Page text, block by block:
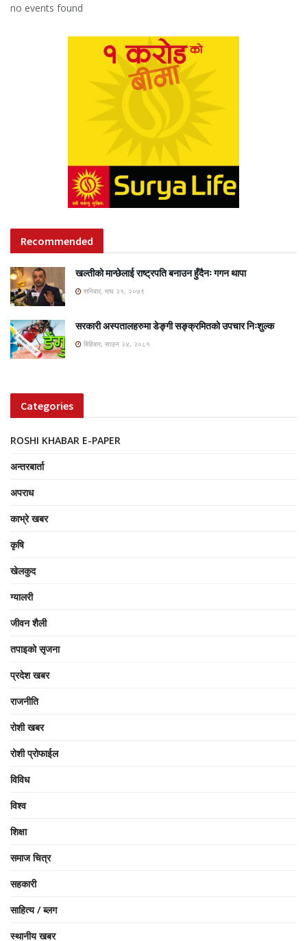
no events found
Recommended
खल्तीको मान्छेलाई राष्ट्रपति बनाउन हुँदैनः गगन थापा
शनिबार, माघ २१, २०७९
सरकारी अस्पतालहरुमा डेङ्गी सङ्क्रमितको उपचार निःशुल्क
बिहिबार, साउन २४, २०८१
Categories
ROSHI KHABAR E-PAPER
अन्तरबार्ता
अपराध
काभ्रे खबर
कृषि
खेलकुद
ग्यालरी
जीवन शैली
तपाइको सृजना
प्रदेश खबर
राजनीति
रोशी खबर
रोशी प्रोफाईल
विविध
विश्व
शिक्षा
समाज चित्र
सहकारी
साहित्य / ब्लग
स्थानीय खबर